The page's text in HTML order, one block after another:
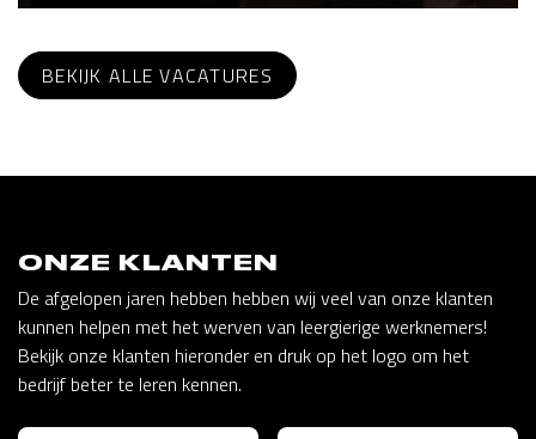
BEKIJK ALLE VACATURES
ONZE KLANTEN
De afgelopen jaren hebben hebben wij veel van onze klanten
kunnen helpen met het werven van leergierige werknemers!
Bekijk onze klanten hieronder en druk op het logo om het
bedrijf beter te leren kennen.